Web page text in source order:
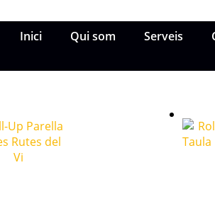
Inici
Qui som Serveis